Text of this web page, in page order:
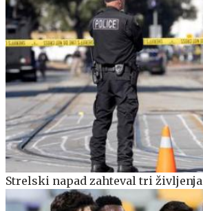
Strelski napad zahteval tri življenja